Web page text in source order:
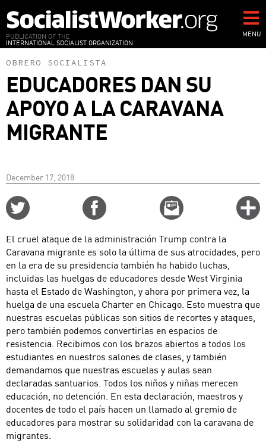
to
main
content
PUBLICATION OF THE
INTERNATIONAL SOCIALIST ORGANIZATION
MENU
OBRERO SOCIALISTA
EDUCADORES DAN SU
APOYO A LA CARAVANA
MIGRANTE
December 17, 2018
Email
this
El cruel ataque de la administración Trump contra la
Caravana migrante es solo la última de sus atrocidades, pero
en la era de su presidencia también ha habido luchas,
incluidas las huelgas de educadores desde West Virginia
hasta el Estado de Washington, y ahora por primera vez, la
huelga de una escuela Charter en Chicago. Esto muestra que
nuestras escuelas públicas son sitios de recortes y ataques,
pero también podemos convertirlas en espacios de
resistencia. Recibimos con los brazos abiertos a todos los
estudiantes en nuestros salones de clases, y también
demandamos que nuestras escuelas y aulas sean
declaradas santuarios. Todos los niños y niñas merecen
educación, no detención. En esta declaración, maestros y
docentes de todo el país hacen un llamado al gremio de
educadores para mostrar su solidaridad con la caravana de
migrantes.